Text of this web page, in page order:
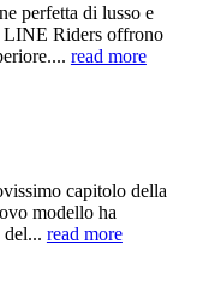
perfetta di lusso e
LINE Riders offrono
read more
capitolo della
modello ha
del... read more